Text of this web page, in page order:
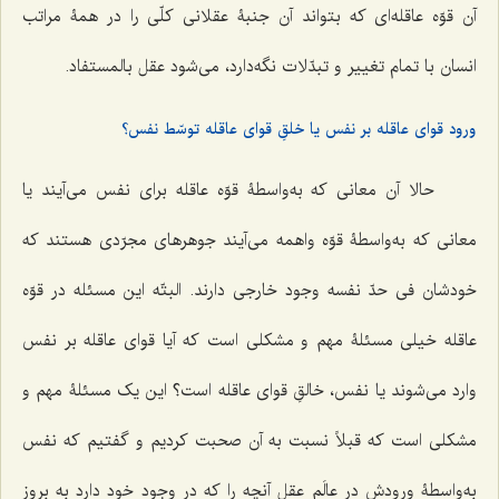
آن قوّه عاقله‌اى که بتواند آن جنبۀ عقلانى کلّى را در همۀ مراتب
انسان با تمام تغییر و تبدّلات نگه‌دارد، مى‌شود عقل بالمستفاد.
ورود قوای عاقله بر نفس یا خلقِ قوای عاقله توسّط نفس؟
حالا آن معانى که به‌واسطۀ قوّه عاقله براى نفس مى‌آیند یا
معانى که به‌واسطۀ قوّه واهمه مى‌آیند جوهرهاى مجرّدى هستند که
خودشان فى حدّ نفسه وجود خارجى دارند. البتّه این مسئله در قوّه
عاقله خیلى مسئلۀ مهم و مشکلی است که آیا قواى عاقله بر نفس
وارد مى‌شوند یا نفس، خالقِ قواى عاقله است؟ این یک مسئلۀ مهم و
مشکلی است که قبلاً نسبت به آن صحبت کردیم و گفتیم که نفس
به‌واسطۀ ورودش در عالَم عقل آنچه را که در وجود خود دارد به بروز